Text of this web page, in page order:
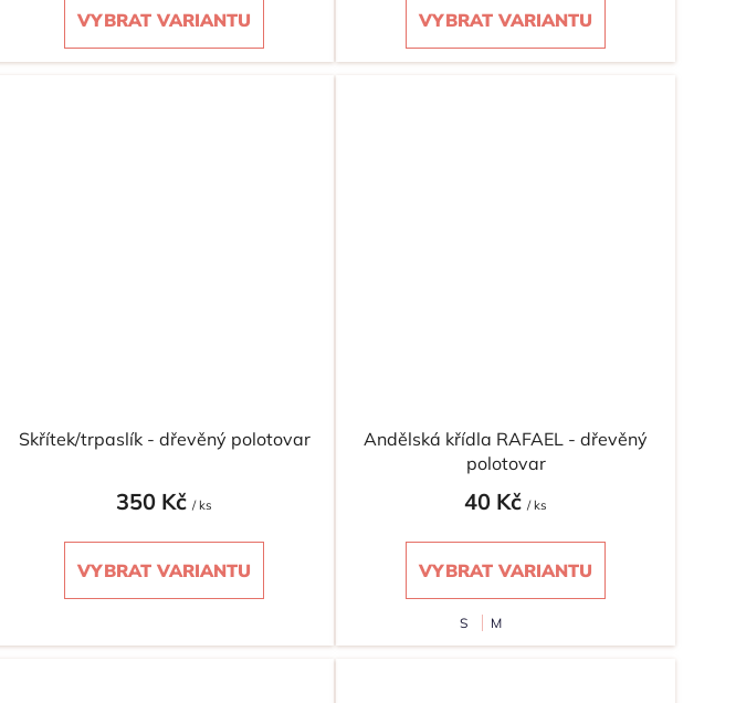
VYBRAT VARIANTU VYBRAT VARIANTU
Skřítek/trpaslík - dřevěný polotovar
350 Kč/ ks
VYBRAT VARIANTU
Andělská křídla RAFAEL - dřevěný
polotovar
40 Kč/ ks
VYBRAT VARIANTU
S M